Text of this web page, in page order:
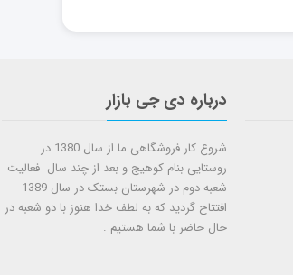
درباره دی جی بازار
شروع کار فروشگاهی ما از سال 1380 در
روستایی بنام کوهیج و بعد از چند سال فعالیت
شعبه دوم در شهرستان بستک در سال 1389
افتتاح گردید که به لطف خدا هنوز با دو شعبه در
حال حاضر با شما هستيم .